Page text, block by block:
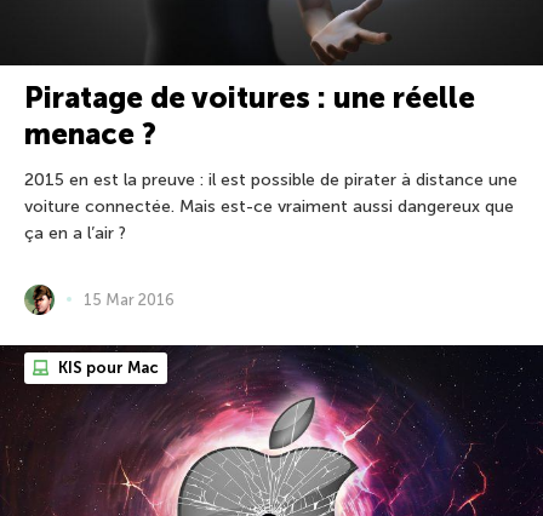
Piratage de voitures : une réelle
menace ?
2015 en est la preuve : il est possible de pirater à distance une
voiture connectée. Mais est-ce vraiment aussi dangereux que
ça en a l’air ?
15 Mar 2016
KIS pour Mac